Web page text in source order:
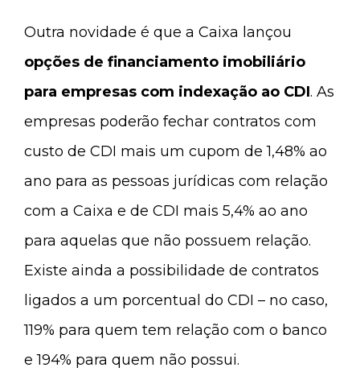
Outra novidade é que a Caixa lançou
opções de financiamento imobiliário
para empresas com indexação ao CDI. As
empresas poderão fechar contratos com
custo de CDI mais um cupom de 1,48% ao
ano para as pessoas jurídicas com relação
com a Caixa e de CDI mais 5,4% ao ano
para aquelas que não possuem relação.
Existe ainda a possibilidade de contratos
ligados a um porcentual do CDI – no caso,
119% para quem tem relação com o banco
e 194% para quem não possui.